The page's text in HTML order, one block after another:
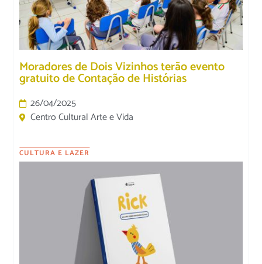
Moradores de Dois Vizinhos terão evento
gratuito de Contação de Histórias
26/04/2025
Centro Cultural Arte e Vida
CULTURA E LAZER